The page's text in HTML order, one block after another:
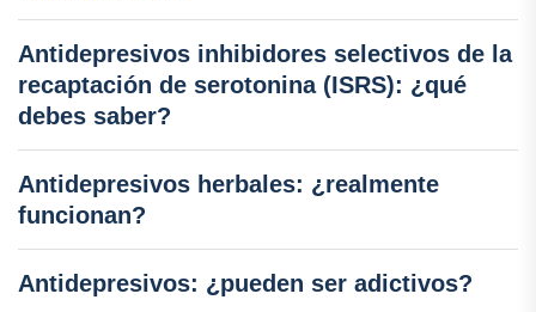
Antidepresivos inhibidores selectivos de la
recaptación de serotonina (ISRS): ¿qué
debes saber?
Antidepresivos herbales: ¿realmente
funcionan?
Antidepresivos: ¿pueden ser adictivos?